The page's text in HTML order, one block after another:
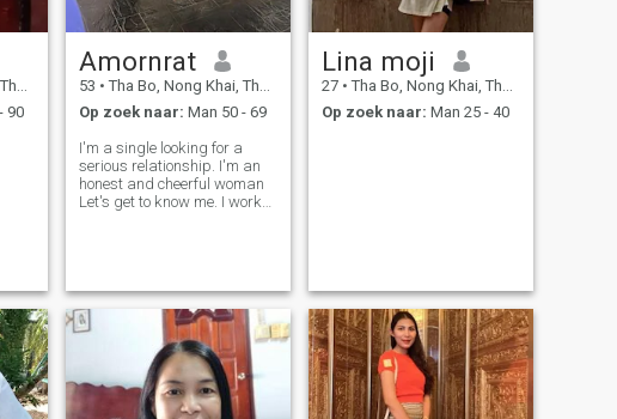
90
Amornrat
53 • Tha Bo, Nong Khai, Thailand
Op zoek naar: Man 50 - 69
I'm a single looking for a
serious relationship. I'm an
honest and cheerful woman
Let's get to know me. I work
ต้นไม้ ดูทีวี
Lina moji
27 • Tha Bo, Nong Khai, Thailand
Op zoek naar: Man 25 - 40